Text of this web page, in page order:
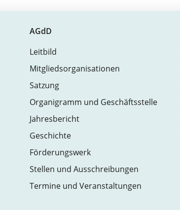
AGdD
Leitbild
Mitgliedsorganisationen
Satzung
Organigramm und Geschäftsstelle
Jahresbericht
Geschichte
Förderungswerk
Stellen und Ausschreibungen
Termine und Veranstaltungen